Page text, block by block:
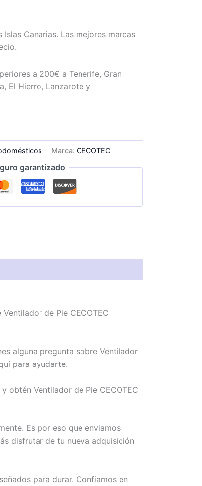
Canarias. Las mejores marcas
a 200€ a Tenerife, Gran
El Hierro, Lanzarote y
Marca:CECOTEC
garantizado
de Pie CECOTEC
alguna pregunta sobre Ventilador
para ayudarte.
obtén Ventilador de Pie CECOTEC
Es por eso que enviamos
disfrutar de tu nueva adquisición
para durar. Confiamos en